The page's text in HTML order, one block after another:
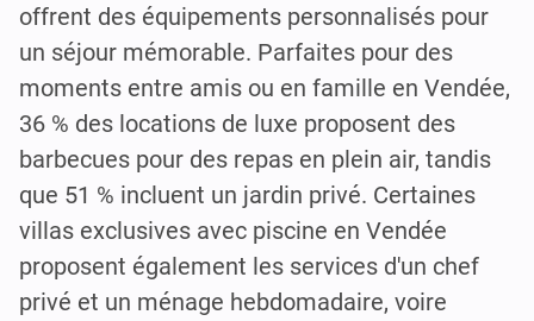
offrent des équipements personnalisés pour
un séjour mémorable. Parfaites pour des
moments entre amis ou en famille en Vendée,
36 % des locations de luxe proposent des
barbecues pour des repas en plein air, tandis
que 51 % incluent un jardin privé. Certaines
villas exclusives avec piscine en Vendée
proposent également les services d'un chef
privé et un ménage hebdomadaire, voire